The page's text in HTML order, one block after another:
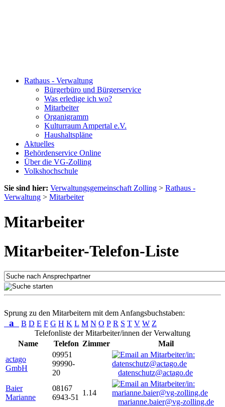
Rathaus - Verwaltung
Bürgerbüro und Bürgerservice
Was erledige ich wo?
Mitarbeiter
Organigramm
Kulturraum Ampertal e.V.
Haushaltspläne
Aktuelles
Behördenservice Online
Über die VG-Zolling
Volkshochschule
Sie sind hier: Verwaltungsgemeinschaft Zolling > Rathaus -
Verwaltung > Mitarbeiter
Mitarbeiter
Mitarbeiter-Telefon-Liste
Sprung zu den Mitarbeitern mit dem Anfangsbuchstaben:
a B D E F G H K L M N O P R S T V W Z
Telefonliste der Mitarbeiter/innen der Verwaltung
Name
Telefon Zimmer
Mail
actago
GmbH
09951
99990-
20
datenschutz@actago.de
Baier
Marianne
08167
6943-51
1.14
marianne.baier@vg-zolling.de